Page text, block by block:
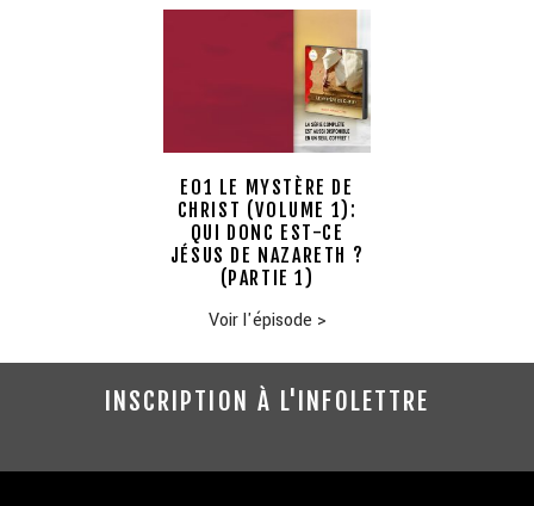
E01 LE MYSTÈRE DE
CHRIST (VOLUME 1):
QUI DONC EST-CE
JÉSUS DE NAZARETH ?
(PARTIE 1)
Voir l'épisode >
INSCRIPTION À L'INFOLETTRE